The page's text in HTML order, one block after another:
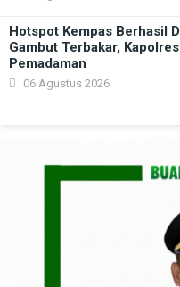
Hotspot Kempas Berhasil
Gambut Terbakar,
Pemadaman
06 Agustus 2026